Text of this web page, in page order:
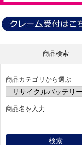
商品検索
商品カテゴリから選ぶ
商品名を入力